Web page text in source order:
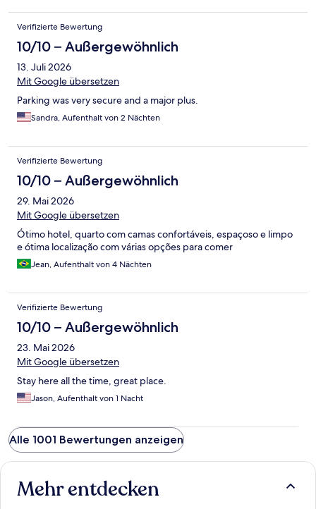
Verifizierte Bewertung
10/10 – Außergewöhnlich
13. Juli 2026
Mit Google übersetzen
Parking was very secure and a major plus.
Sandra, Aufenthalt von 2 Nächten
Verifizierte Bewertung
10/10 – Außergewöhnlich
29. Mai 2026
Mit Google übersetzen
Ótimo hotel, quarto com camas confortáveis, espaçoso e limpo
e ótima localização com várias opções para comer
Jean, Aufenthalt von 4 Nächten
Verifizierte Bewertung
10/10 – Außergewöhnlich
23. Mai 2026
Mit Google übersetzen
Stay here all the time, great place.
Jason, Aufenthalt von 1 Nacht
Alle 1001 Bewertungen anzeigen
Mehr entdecken